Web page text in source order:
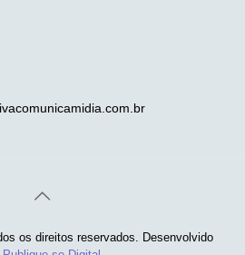
os direitos reservados. Desenvolvido